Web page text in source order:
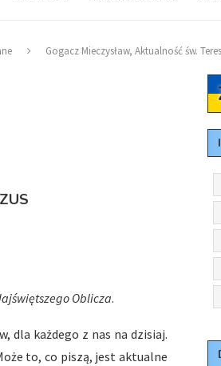
Gogacz Mieczysław, Aktualność św.
Oblicza.
dla każdego z nas na dzisiaj.
to, co piszą, jest aktualne